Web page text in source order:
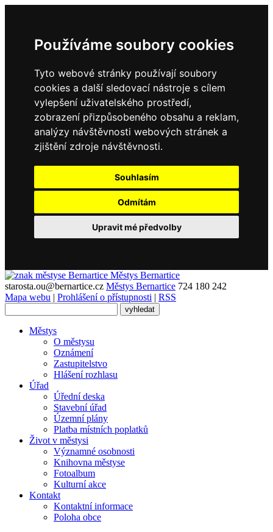
Používáme soubory cookies
Tyto webové stránky používají soubory
cookies a další sledovací nástroje s cílem
vylepšení uživatelského prostředí,
zobrazení přizpůsobeného obsahu a reklam,
analýzy návštěvnosti webových stránek a
zjištění zdroje návštěvnosti.
Souhlasím
Odmítám
Upravit mé předvolby
Městys Bernartice
starosta.ou@bernartice.cz Městys Bernartice 724 180 242
Mapa webu | Prohlášení o přístupnosti | RSS
Městys
O městysu
Oznámení
Zastupitelstvo
Hlášení rozhlasu
Úřad
Úřední deska
Stavební úřad
Územní plány
Platba místních poplatků
Život v městysi
Významné osobnosti
Knihovna městyse
Fotoalbum
Kulturní akce
Kontakt
Kontaktní informace
Poloha obce